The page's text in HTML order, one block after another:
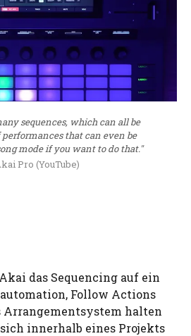
sequences, which can all be
that can even be
mode if you want to do that."
Pro (YouTube)
das Sequencing auf ein
Follow Actions
halten
innerhalb eines Projekts